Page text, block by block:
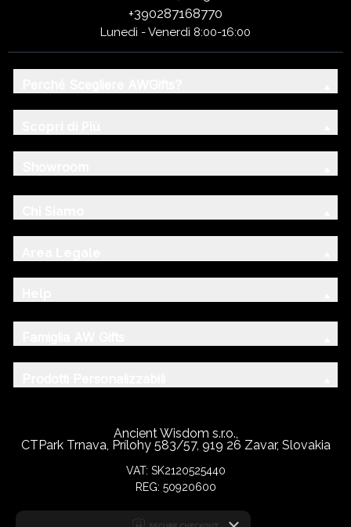
+390287168770
Lunedì - Venerdì 8:00-16:00
Ancient Wisdom s.r.o.,
CTPark Trnava, Prílohy 583/57, 919 26 Zavar, Slovakia
VAT: SK2120525440
REG: 50920600